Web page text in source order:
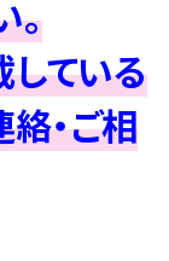
ている
・ご相